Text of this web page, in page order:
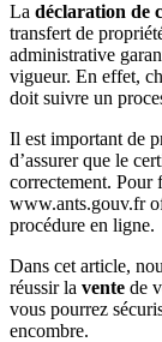
La déclaration de
transfert de
administrative
vigueur. En effet,
doit suivre un
Il est important de
d’assurer que le
correctement. Pour
www.ants.gouv.fr
procédure en ligne.
Dans cet article,
réussir la vente de
vous pourrez
encombre.